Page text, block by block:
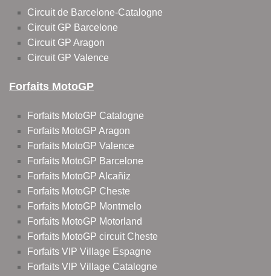
Circuit de Barcelone-Catalogne
Circuit GP Barcelone
Circuit GP Aragon
Circuit GP Valence
Forfaits MotoGP
Forfaits MotoGP Catalogne
Forfaits MotoGP Aragon
Forfaits MotoGP Valence
Forfaits MotoGP Barcelone
Forfaits MotoGP Alcañiz
Forfaits MotoGP Cheste
Forfaits MotoGP Montmelo
Forfaits MotoGP Motorland
Forfaits MotoGP circuit Cheste
Forfaits VIP Village Espagne
Forfaits VIP Village Catalogne